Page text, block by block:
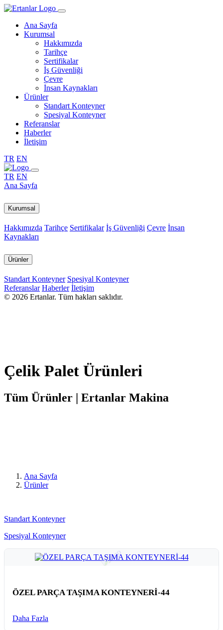
Ana Sayfa
Kurumsal
Hakkımızda
Tarihçe
Sertifikalar
İş Güvenliği
Çevre
İnsan Kaynakları
Ürünler
Standart Konteyner
Spesiyal Konteyner
Referanslar
Haberler
İletişim
TR EN
TR EN
Ana Sayfa
Kurumsal
Hakkımızda Tarihçe Sertifikalar İş Güvenliği Çevre İnsan
Kaynakları
Ürünler
Standart Konteyner Spesiyal Konteyner
Referanslar Haberler İletişim
© 2026 Ertanlar. Tüm hakları saklıdır.
Çelik Palet Ürünleri
Tüm Ürünler | Ertanlar Makina
Ana Sayfa
Ürünler
Standart Konteyner
Spesiyal Konteyner
ÖZEL PARÇA TAŞIMA KONTEYNERİ-44
Daha Fazla